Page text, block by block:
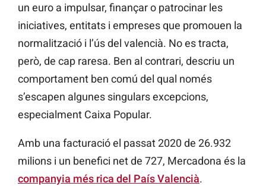
un euro a impulsar, finançar o patrocinar les
iniciatives, entitats i empreses que promouen la
normalització i l’ús del valencià. No es tracta,
però, de cap raresa. Ben al contrari, descriu un
comportament ben comú del qual només
s’escapen algunes singulars excepcions,
especialment Caixa Popular.
Amb una facturació el passat 2020 de 26.932
milions i un benefici net de 727, Mercadona és la
companyia més rica del País Valencià.